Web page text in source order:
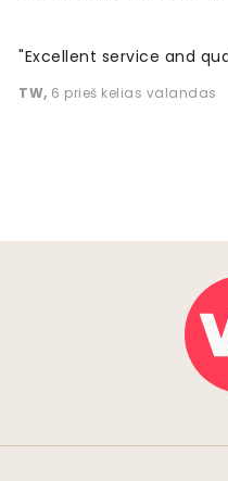
"Excellent service and
TW, 6 prieš kelias valandas